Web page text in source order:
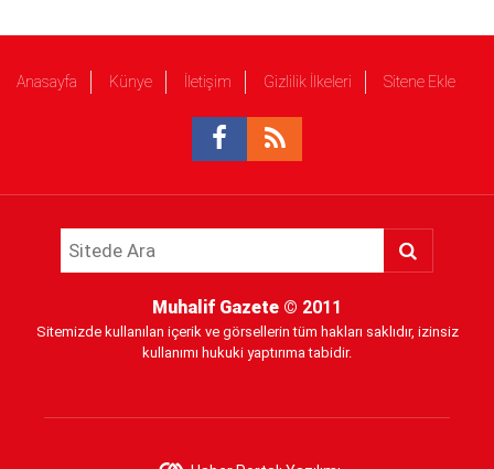
Anasayfa Künye İletişim Gizlilik İlkeleri Sitene Ekle
Muhalif Gazete © 2011
Sitemizde kullanılan içerik ve görsellerin tüm hakları saklıdır, izinsiz
kullanımı hukuki yaptırıma tabidir.